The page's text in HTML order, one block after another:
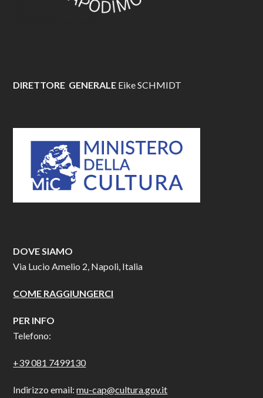
DIRETTORE GENERALE Eike SCHMIDT
DOVE SIAMO
Via Lucio Amelio 2, Napoli, Italia
COME RAGGIUNGERCI
PER INFO
Telefono:
+39 081 7499130
Indirizzo email:mu-cap@cultura.gov.it